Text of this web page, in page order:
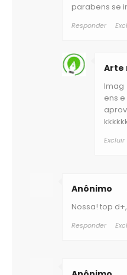
parabens se
Responder
Arte
Imag
ens
Excluir
Anônimo
Nossa! top d+,
Responder